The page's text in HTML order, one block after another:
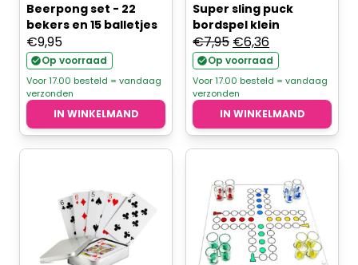
Beerpong set - 22
bekers en 15 balletjes
€9,95
Op voorraad
Voor 17.00 besteld = vandaag
verzonden
IN WINKELMAND
Super sling puck
bordspel klein
€7,95 Oorspronkelijke
prijs
was:
€7,95.
€6,36Huidige
prijs
is:
€6,36.
Op voorraad
Voor 17.00 besteld = vandaag
verzonden
IN WINKELMAND